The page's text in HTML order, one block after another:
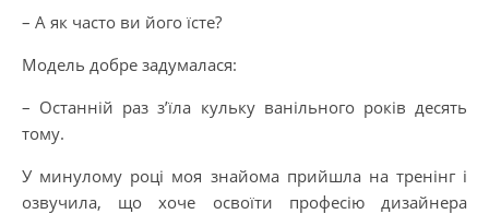
– А як часто ви його їсте?
Модель добре задумалася:
– Останній раз з’їла кульку ванільного років десять
тому.
У минулому році моя знайома прийшла на тренінг і
озвучила, що хоче освоїти професію дизайнера